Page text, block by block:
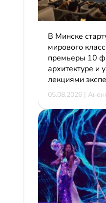
В Минске
мирового
премьеры 10
архитектуре и
лекциями
05.08.2026 |